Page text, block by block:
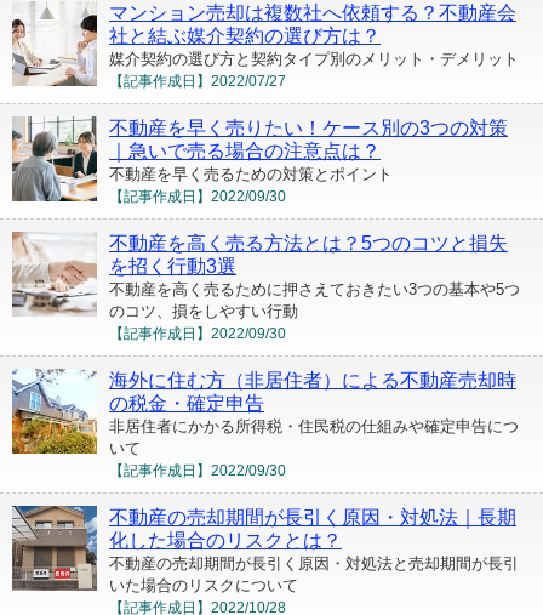
マンション売却は複数社へ依頼する？不動産会
社と結ぶ媒介契約の選び方は？
媒介契約の選び方と契約タイプ別のメリット・デメリット
【記事作成日】 2022/07/27
不動産を早く売りたい！ケース別の3つの対策
｜急いで売る場合の注意点は？
不動産を早く売るための対策とポイント
【記事作成日】 2022/09/30
不動産を高く売る方法とは？5つのコツと損失
を招く行動3選
不動産を高く売るために押さえておきたい3つの基本や5つ
のコツ、損をしやすい行動
【記事作成日】 2022/09/30
海外に住む方（非居住者）による不動産売却時
の税金・確定申告
非居住者にかかる所得税・住民税の仕組みや確定申告につ
いて
【記事作成日】 2022/09/30
不動産の売却期間が長引く原因・対処法｜長期
化した場合のリスクとは？
不動産の売却期間が長引く原因・対処法と売却期間が長引
いた場合のリスクについて
【記事作成日】 2022/10/28